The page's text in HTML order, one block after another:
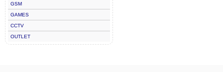
GSM
GAMES
CCTV
OUTLET